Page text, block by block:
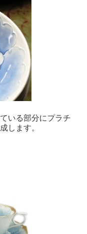
いる部分にプラチ
します。